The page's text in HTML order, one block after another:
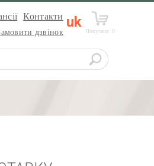
Контакти
дзвінок
uk
Покупки: 0